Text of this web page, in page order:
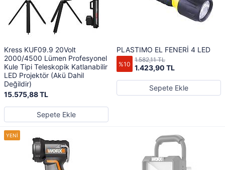
Kress KUF09.9 20Volt
2000/4500 Lümen Profesyonel
Kule Tipi Teleskopik Katlanabilir
LED Projektör (Akü Dahil
Değildir)
15.575,88 TL
Sepete Ekle
PLASTIMO EL FENERİ 4 LED
%10 1.423,90 TL
1.582,11 TL
Sepete Ekle